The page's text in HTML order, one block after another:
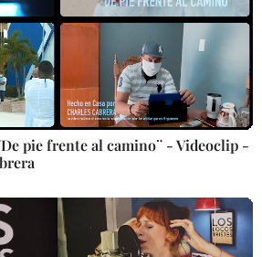
pie frente al camino¨ - Videoclip -